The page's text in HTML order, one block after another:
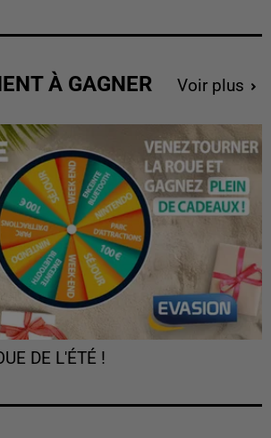
À GAGNER Voir plus
DE L'ÉTÉ !